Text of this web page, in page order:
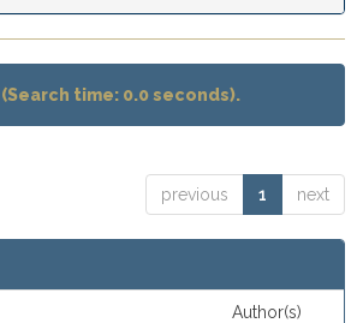
time: 0.0 seconds).
previous 1 next
Author(s)